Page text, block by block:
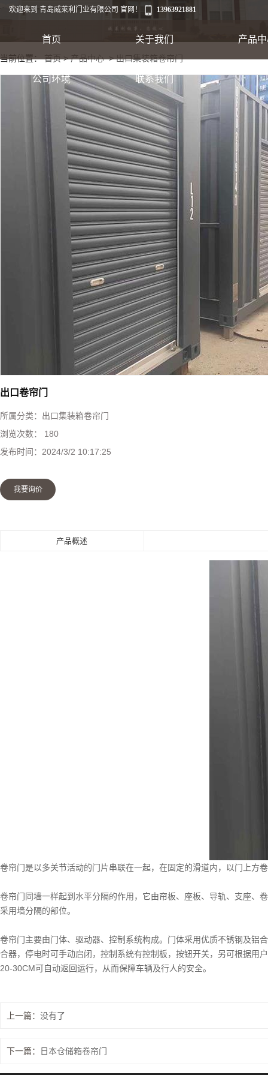
欢迎来到 青岛威莱利门业有限公司 官网！ 13963921881
首页 关于我们 产品
出口集装箱卷帘
翻板车库门
快速软帘门
快速堆积门
工业提升门
防火卷帘门
公司环境 联系我们
当前位置：首页>产品中心>出口集装箱卷帘门
出口卷帘门
所属分类： 出口集装箱卷帘门
浏览次数：
180
发布时间： 2024/3/2 10:17:25
我要询价
产品概述
卷帘门是以多关节活动的门片串联在一起，在固定的滑道内，以门上方
卷帘门同墙一样起到水平分隔的作用，它由帘板、座板、导轨、支座、
采用墙分隔的部位。
卷帘门主要由门体、驱动器、控制系统构成。门体采用优质不锈钢及铝
合器，停电时可手动启闭，控制系统有控制板，按钮开关，另可根据用
20-30CM可自动返回运行，从而保障车辆及行人的安全。
上一篇： 没有了
下一篇： 日本仓储箱卷帘门